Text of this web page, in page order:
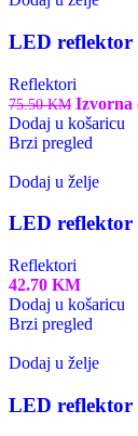
LED reflektor
Reflektori
75.50KM Izvorna
Dodaj u košaricu
Brzi pregled
Dodaj u želje
LED reflektor
Reflektori
42.70 KM
Dodaj u košaricu
Brzi pregled
Dodaj u želje
LED reflektor